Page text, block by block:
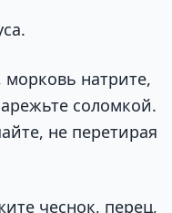
морковь натрите,
соломкой.
не перетирая
чеснок, перец,